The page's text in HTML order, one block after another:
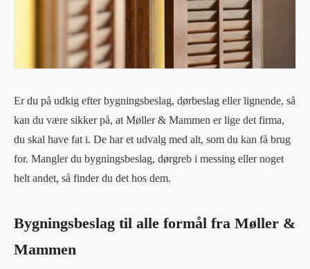
Er du på udkig efter bygningsbeslag, dørbeslag eller lignende, så
kan du være sikker på, at Møller & Mammen er lige det firma,
du skal have fat i. De har et udvalg med alt, som du kan få brug
for. Mangler du bygningsbeslag, dørgreb i messing eller noget
helt andet, så finder du det hos dem.
Bygningsbeslag til alle formål fra Møller &
Mammen